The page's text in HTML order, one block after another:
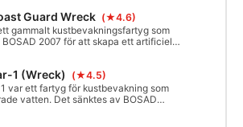
dykbåt.
Guard Wreck (★4.6)
gammalt kustbevakningsfartyg som
2007 för att skapa ett artificiellt
är 17 meter djup och fören är 26
1 (Wreck)
(★4.5)
var ett fartyg för kustbevakning som
vatten. Det sänktes av BOSAD
Derneği) i maj 2007 för att skapa ett